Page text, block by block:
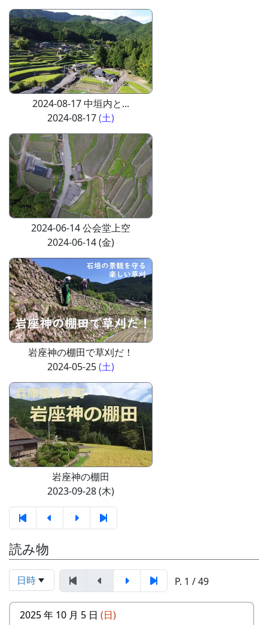
2024-08-17 中垣内と...
2024-08-17(土)
2024-06-14 公会堂上空
2024-06-14 (金)
岩座神の棚田で草刈だ！
2024-05-25(土)
岩座神の棚田
2023-09-28 (木)
読み物
日時 P. 1 / 49
2025 年 10 月 5 日 (日)